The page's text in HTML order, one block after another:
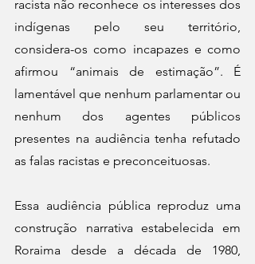
racista não reconhece os interesses dos
indígenas pelo seu território,
considera-os como incapazes e como
afirmou “animais de estimação”. É
lamentável que nenhum parlamentar ou
nenhum dos agentes públicos
presentes na audiência tenha refutado
as falas racistas e preconceituosas.
Essa audiência pública reproduz uma
construção narrativa estabelecida em
Roraima desde a década de 1980,